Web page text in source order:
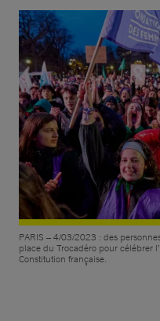
PARIS – 4/03/2023 : des
place du Trocadéro pour célébrer
Constitution française.